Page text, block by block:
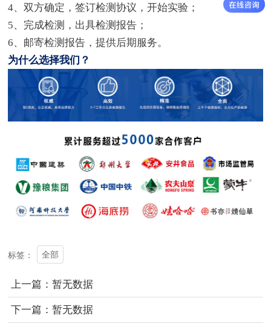
4、双方确定，签订检测协议，开始实验；
5、完成检测，出具检测报告；
6、邮寄检测报告，提供后期服务。
为什么选择我们？
标签： 全部
上一篇：暂无数据
下一篇：暂无数据